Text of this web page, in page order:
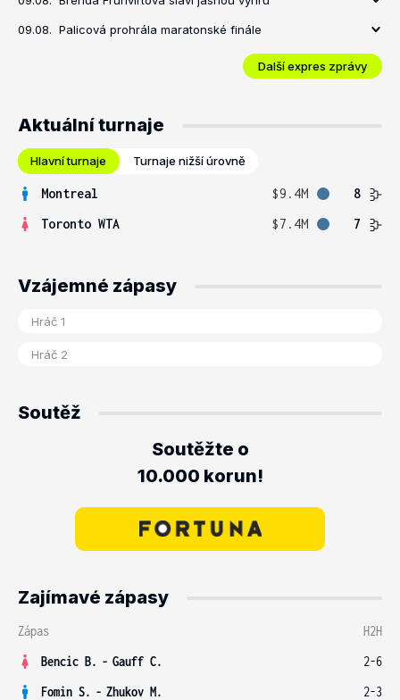
09.08. Palicová prohrála maratonské finále
Další expres zprávy
Aktuální turnaje
Hlavní turnaje Turnaje nižší úrovně
Montreal $9.4M
8
Toronto WTA
$7.4M 7
Vzájemné zápasy
Soutěž
Soutěžte o
10.000 korun!
Zajímavé zápasy
Zápas
H2H
Bencic B. - Gauff C.
2-6
Fomin S. - Zhukov M.
2-3